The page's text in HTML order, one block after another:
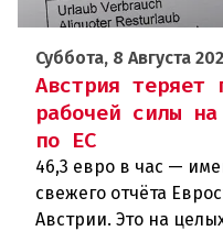
Суббота, 8 Августа
Австрия теряет
рабочей силы
по ЕС
46,3 евро в час —
свежего отчёта
Австрии. Это на